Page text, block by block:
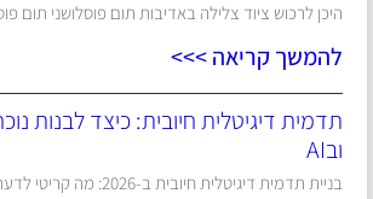
היכן לרכוש ציוד צלילה באדיבות תום פוסלושני תום
להמשך קריאה >>>
תדמית דיגיטלית חיובית: כיצד לבנות
ובAI
בניית תדמית דיגיטלית חיובית ב-2026: מה קריטי לדעת לפני שמתחילים